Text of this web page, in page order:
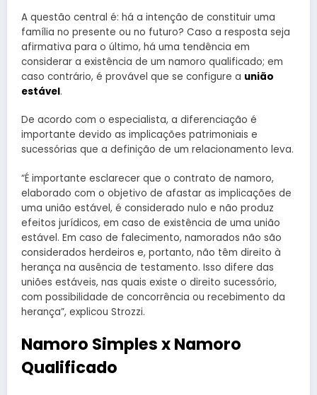
A questão central é: há a intenção de constituir uma
família no presente ou no futuro? Caso a resposta seja
afirmativa para o último, há uma tendência em
considerar a existência de um namoro qualificado; em
caso contrário, é provável que se configure a união
estável.
De acordo com o especialista, a diferenciação é
importante devido as implicações patrimoniais e
sucessórias que a definição de um relacionamento leva.
“É importante esclarecer que o contrato de namoro,
elaborado com o objetivo de afastar as implicações de
uma união estável, é considerado nulo e não produz
efeitos jurídicos, em caso de existência de uma união
estável. Em caso de falecimento, namorados não são
considerados herdeiros e, portanto, não têm direito à
herança na ausência de testamento. Isso difere das
uniões estáveis, nas quais existe o direito sucessório,
com possibilidade de concorrência ou recebimento da
herança”, explicou Strozzi.
Namoro Simples x Namoro
Qualificado